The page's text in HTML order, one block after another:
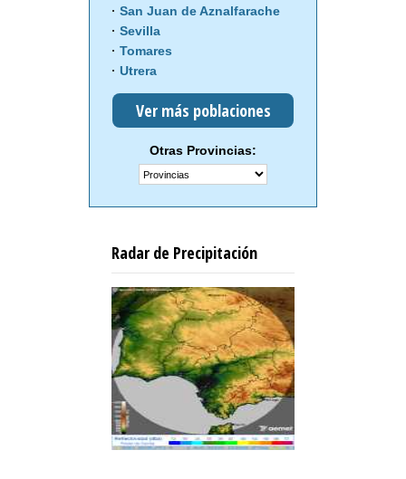
San Juan de Aznalfarache
Sevilla
Tomares
Utrera
Ver más poblaciones
Otras Provincias:
Radar de Precipitación